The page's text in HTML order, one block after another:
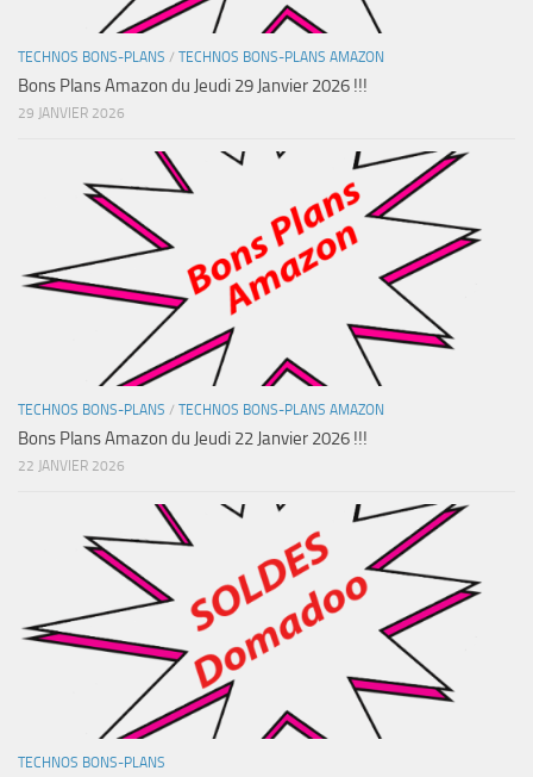
TECHNOS BONS-PLANS / TECHNOS BONS-PLANS AMAZON
Bons Plans Amazon du Jeudi 29 Janvier 2026 !!!
29 JANVIER 2026
TECHNOS BONS-PLANS / TECHNOS BONS-PLANS AMAZON
Bons Plans Amazon du Jeudi 22 Janvier 2026 !!!
22 JANVIER 2026
TECHNOS BONS-PLANS